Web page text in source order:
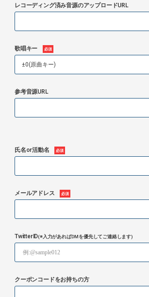
レコーディング済み音源のアップロードURL
歌唱キー
参考音源URL
氏名or活動名
メールアドレス
TwitterID(※入力があればDMを優先してご連絡します)
クーポンコードをお持ちの方